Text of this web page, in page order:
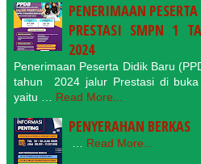
PENERIMAAN
PRESTASI SMPN 1
2024
Penerimaan Peserta Didik Baru
tahun 2024 jalur Prestasi di
yaitu …
Read More...
PENYERAHAN BERKAS
Read More...